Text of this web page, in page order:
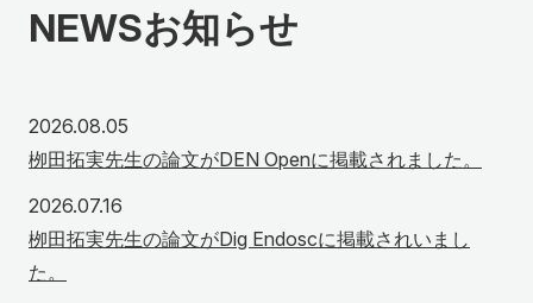
NEWSお知らせ
2026.08.05
栁田拓実先生の論文がDEN Openに掲載されました。
2026.07.16
栁田拓実先生の論文がDig Endoscに掲載されいまし
た。